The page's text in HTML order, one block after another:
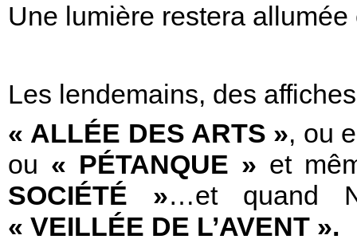
Une lumière restera
Les lendemains, des
« ALLÉE DES ARTS », ou
ou « PÉTANQUE » et
SOCIÉTÉ »…et quand
« VEILLÉE DE L’AVENT ».